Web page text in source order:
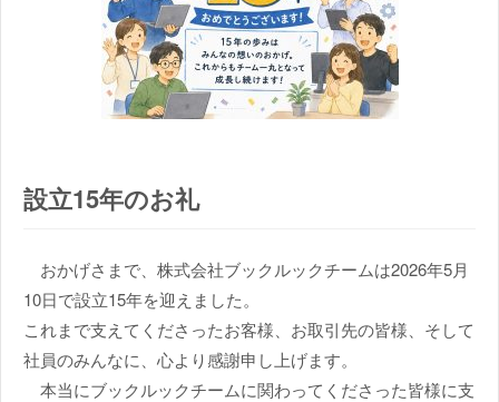
設立15年のお礼
おかげさまで、株式会社ブックルックチームは2026年5月
10日で設立15年を迎えました。
これまで支えてくださったお客様、お取引先の皆様、そして
社員のみんなに、心より感謝申し上げます。
本当にブックルックチームに関わってくださった皆様に支